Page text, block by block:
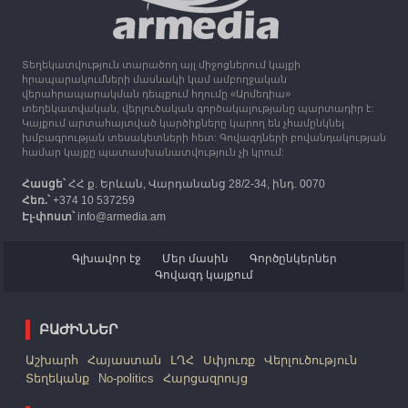
Միացյալ Թագավորությունը 1 միլիոն ֆունտ
ստեռլինգ կհատկացնի՝ աջակցելու Լեռնային
Ղարաբաղից բռնի տեղահանվածներին
12:25 30.09.2023
Հայաստան է ժամանել բռնի տեղահանված 100
հազար 417 արցախցի
Տեղեկատվություն տարածող այլ միջոցներում կայքի
հրապարակումների մասնակի կամ ամբողջական
վերահրապարակման դեպքում հղումը «Արմեդիա»
տեղեկատվական, վերլուծական գործակալությանը պարտադիր է:
Կայքում արտահայտված կարծիքները կարող են չհամընկնել
խմբագրության տեսակետների հետ: Գովազդների բովանդակության
համար կայքը պատասխանատվություն չի կրում:
Հասցե՝ՀՀ ք. Երևան, Վարդանանց 28/2-34, ինդ. 0070
Հեռ.՝+374 10 537259
Էլ-փոստ՝info@armedia.am
Գլխավոր էջ Մեր մասին
Գործընկերներ
Գովազդ կայքում
ԲԱԺԻՆՆԵՐ
Աշխարհ Հայաստան ԼՂՀ Սփյուռք
Վերլուծություն
Տեղեկանք
No-politics Հարցազրույց